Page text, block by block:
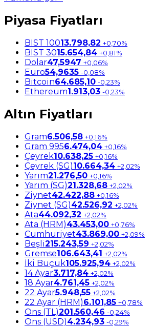
Piyasa Fiyatları
BIST 10013.798,82 +0,70%
BIST 3015.654,84 +0,81%
Dolar47,5947 +0,06%
Euro54,9635 -0,08%
Bitcoin64.685,10 -0,23%
Ethereum1.913,03 -0,23%
Altın Fiyatları
Gram6.506,58 +0,16%
Gram 9956.474,04 +0,16%
Çeyrek10.638,25 +0,16%
Çeyrek (SG)10.664,34 +2,02%
Yarım21.276,50 +0,16%
Yarım (SG)21.328,68 +2,02%
Ziynet42.422,88 +0,16%
Ziynet (SG)42.526,92 +2,02%
Ata44.092,32 +2,02%
Ata (HRM)43.453,00 +0,76%
Cumhuriyet43.869,00 +2,09%
Beşli215.243,59 +2,02%
Gremse106.643,41 +2,02%
İki Buçuk105.925,94 +2,02%
14 Ayar3.717,84 +2,02%
18 Ayar4.761,45 +2,02%
22 Ayar5.948,55 +2,02%
22 Ayar (HRM)6.101,85 +0,78%
Ons (TL)201.560,46 -0,24%
Ons (USD)4.234,93 -0,29%